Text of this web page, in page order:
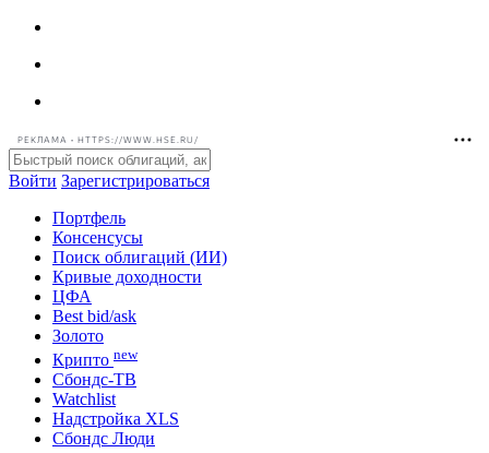
РЕКЛАМА • HTTPS://WWW.HSE.RU/
Войти Зарегистрироваться
Портфель
Консенсусы
Поиск облигаций (ИИ)
Кривые доходности
ЦФА
Best bid/ask
Золото
Крипто new